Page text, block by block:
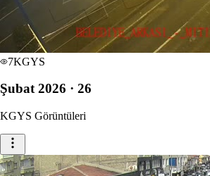
7KGYS
Şubat 2026 · 26
KGYS Görüntüleri